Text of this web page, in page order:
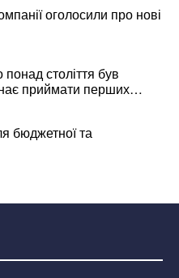
оголосили про нові
понад століття був
приймати перших
бюджетної та